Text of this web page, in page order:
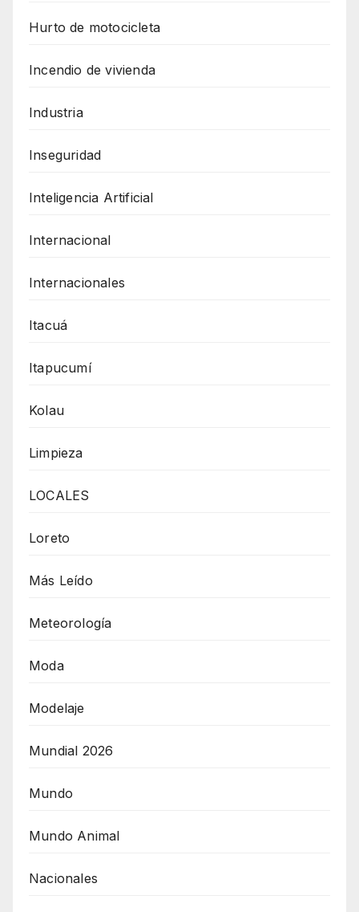
Hurto de motocicleta
Incendio de vivienda
Industria
Inseguridad
Inteligencia Artificial
Internacional
Internacionales
Itacuá
Itapucumí
Kolau
Limpieza
LOCALES
Loreto
Más Leído
Meteorología
Moda
Modelaje
Mundial 2026
Mundo
Mundo Animal
Nacionales